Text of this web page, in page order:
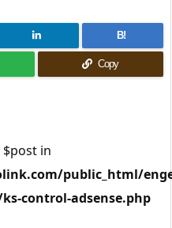
B!
Copy
in
public_html/
control-adsense.php